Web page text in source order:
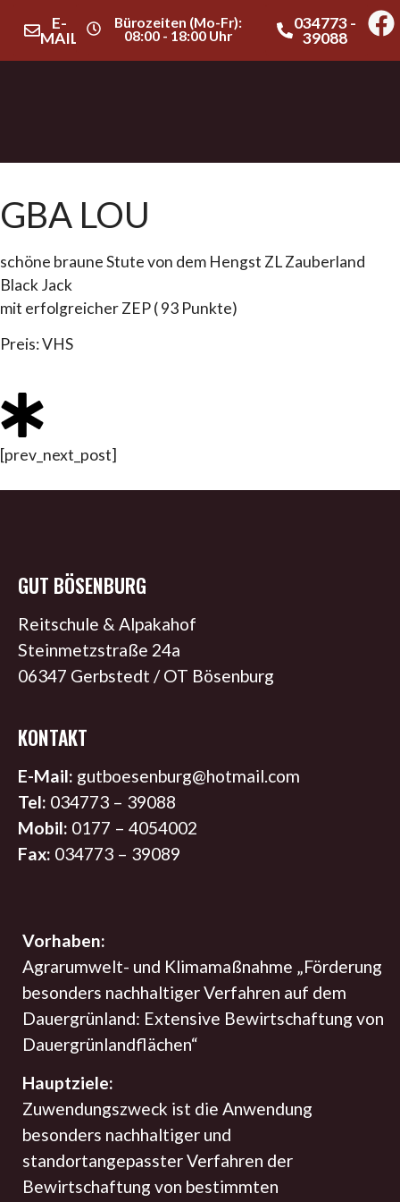
E-
MAIL
Bürozeiten (Mo-Fr):
08:00 - 18:00 Uhr
034773 -
39088
GBA LOU
schöne braune Stute von dem Hengst ZL Zauberland
Black Jack
mit erfolgreicher ZEP ( 93 Punkte)
Preis: VHS
[prev_next_post]
GUT BÖSENBURG
Reitschule & Alpakahof
Steinmetzstraße 24a
06347 Gerbstedt / OT Bösenburg
KONTAKT
E-Mail: gutboesenburg@hotmail.com
Tel: 034773 – 39088
Mobil: 0177 – 4054002
Fax: 034773 – 39089
Vorhaben:
Agrarumwelt- und Klimamaßnahme „Förderung
besonders nachhaltiger Verfahren auf dem
Dauergrünland: Extensive Bewirtschaftung von
Dauergrünlandflächen“
Hauptziele:
Zuwendungszweck ist die Anwendung
besonders nachhaltiger und
standortangepasster Verfahren der
Bewirtschaftung von bestimmten